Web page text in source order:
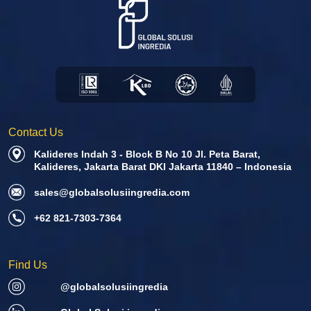
bahan makanan lainnya: penuh kehati-hatian dan kesadaran
Contact Us
Kalideres Indah 3 - Block B No 10 Jl. Peta Barat,
Kalideres, Jakarta Barat DKI Jakarta 11840 – Indonesia
sales@globalsolusiingredia.com
+62 821-7303-7364
Find Us
@globalsolusiingredia